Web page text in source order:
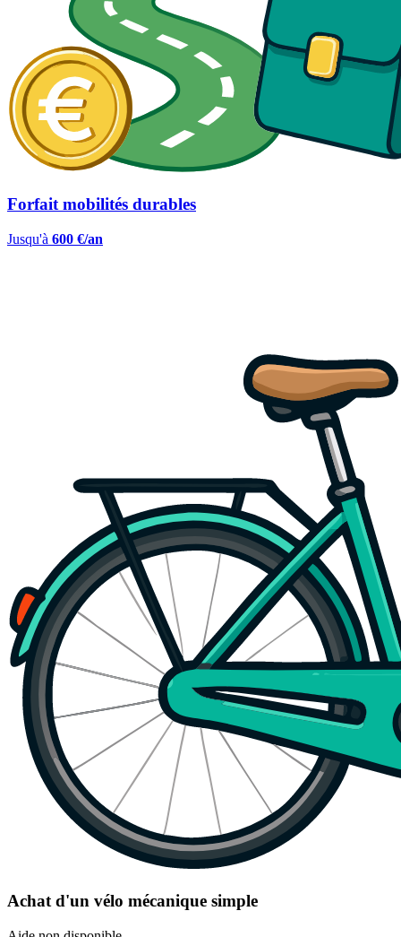
Forfait mobilités durables
Jusqu'à 600 €/an
Achat d'un vélo mécanique simple